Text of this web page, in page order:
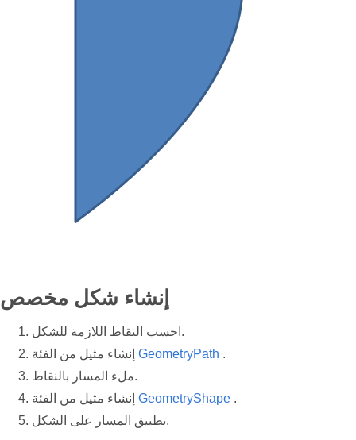
إنشاء شكل مخصص
احسب النقاط اللازمة للشكل.
GeometryPath .
ملء المسار بالنقاط.
GeometryShape .
تطبيق المسار على الشكل.